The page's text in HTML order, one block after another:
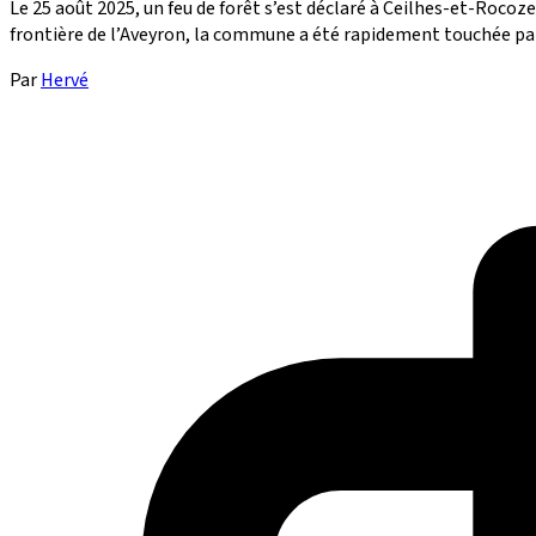
Le 25 août 2025, un feu de forêt s’est déclaré à Ceilhes-et-
frontière de l’Aveyron, la commune a été rapidement touchée
ParHervé